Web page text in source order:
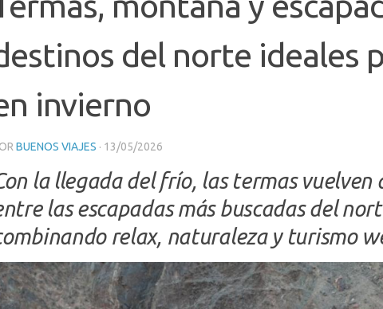
del norte ideales
invierno
BUENOS VIAJES · 13/05/2026
la llegada del frío, las termas vuelven
las escapadas más buscadas del
relax, naturaleza y turismo